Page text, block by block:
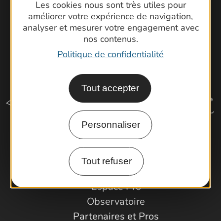
Les cookies nous sont très utiles pour
améliorer votre expérience de navigation,
analyser et mesurer votre engagement avec
nos contenus.
Politique de confidentialité
Tout accepter
Personnaliser
Tout refuser
Comment venir ?
Espace Pro
Observatoire
Partenaires et Pros